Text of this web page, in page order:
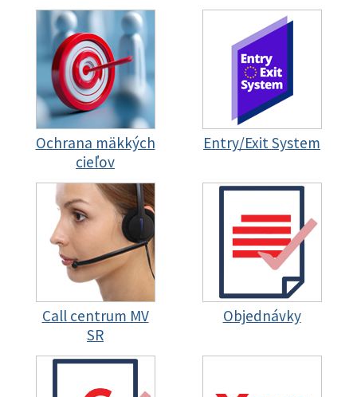
Ochrana mäkkých
cieľov
Entry/Exit System
Call centrum MV
SR
Objednávky